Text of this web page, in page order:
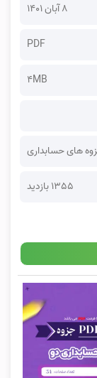
۸ آبان ۱۴۰۱
PDF
4MB
های حسابداری
1355 بازدید